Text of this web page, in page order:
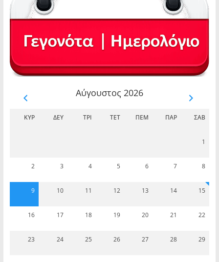
Αύγουστος 2026
ΚΥΡ ΔΕΥ ΤΡΊ ΤΕΤ ΠΈΜ ΠΑΡ ΣΆΒ
1
2 3 4 5 6 7 8
9 10 11 12 13 14 15
16 17 18 19 20 21 22
23 24 25 26 27 28 29